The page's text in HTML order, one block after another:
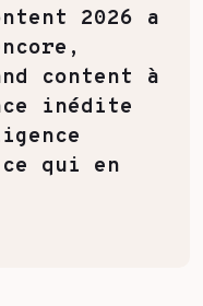
2026 a
content à
inédite
qui en